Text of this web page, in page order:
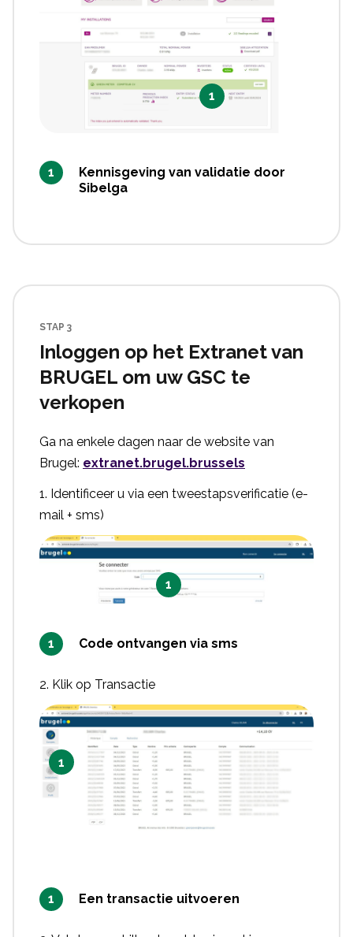
1
Kennisgeving van validatie door
Sibelga
STAP 3
Inloggen op het Extranet van
BRUGEL om uw GSC te
verkopen
Ga na enkele dagen naar de website van
Brugel: extranet.brugel.brussels
1. Identificeer u via een tweestapsverificatie (e-
mail + sms)
1
Code ontvangen via sms
2. Klik op Transactie
1
Een transactie uitvoeren